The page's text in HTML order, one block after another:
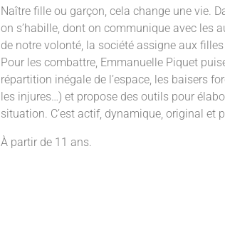
Naître fille ou garçon, cela change une vie.
on s’habille, dont on communique avec les
de notre volonté, la société assigne aux
Pour les combattre, Emmanuelle Piquet
répartition inégale de l’espace, les baisers
les injures…) et propose des outils pour
situation. C’est actif, dynamique, original et
À partir de 11 ans.